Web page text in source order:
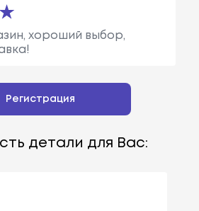
хороший выбор,
Регистрация
детали для Вас: